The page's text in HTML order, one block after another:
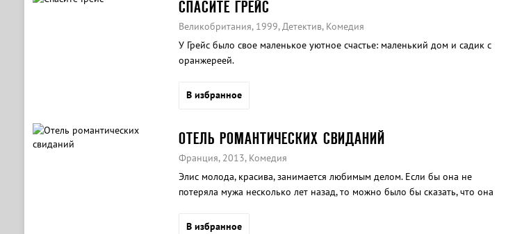
СПАСИТЕ ГРЕЙС
Великобритания, 1999, Детектив, Комедия
У Грейс было свое маленькое уютное счастье: маленький дом и садик с
оранжереей.
В избранное
ОТЕЛЬ РОМАНТИЧЕСКИХ СВИДАНИЙ
Франция, 2013, Комедия
Элис молода, красива, занимается любимым делом. Если бы она не
потеряла мужа несколько лет назад, то можно было бы сказать, что она
В избранное